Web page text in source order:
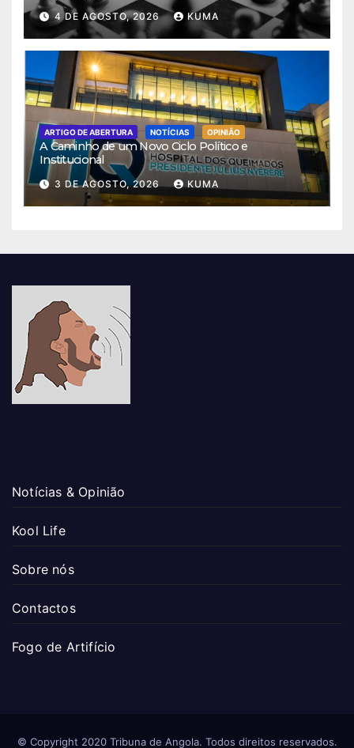
4 DE AGOSTO, 2026 KUMA
ARTIGO DE ABERTURA NOTÍCIAS OPINIÃO
A Caminho de um Novo Ciclo Político e
Institucional
3 DE AGOSTO, 2026 KUMA
Notícias & Opinião
Kool Life
Sobre nós
Contactos
Fogo de Artifício
© Copyright 2020 Tribuna de Angola. Todos direitos reservados.